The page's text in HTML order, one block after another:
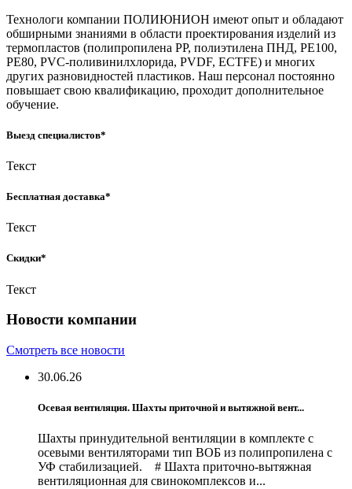
Технологи компании ПОЛИЮНИОН имеют опыт и обладают
обширными знаниями в области проектирования изделий из
термопластов (полипропилена РР, полиэтилена ПНД, РЕ100,
РЕ80, PVC-поливинилхлорида, PVDF, ECTFE) и многих
других разновидностей пластиков. Наш персонал постоянно
повышает свою квалификацию, проходит дополнительное
обучение.
Выезд специалистов*
Текст
Бесплатная доставка*
Текст
Скидки*
Текст
Новости компании
Смотреть все новости
30.06.26
Осевая вентиляция. Шахты приточной и вытяжной вент...
Шахты принудительной вентиляции в комплекте с
осевыми вентиляторами тип ВОБ из полипропилена с
УФ стабилизацией. # Шахта приточно-вытяжная
вентиляционная для свинокомплексов и...